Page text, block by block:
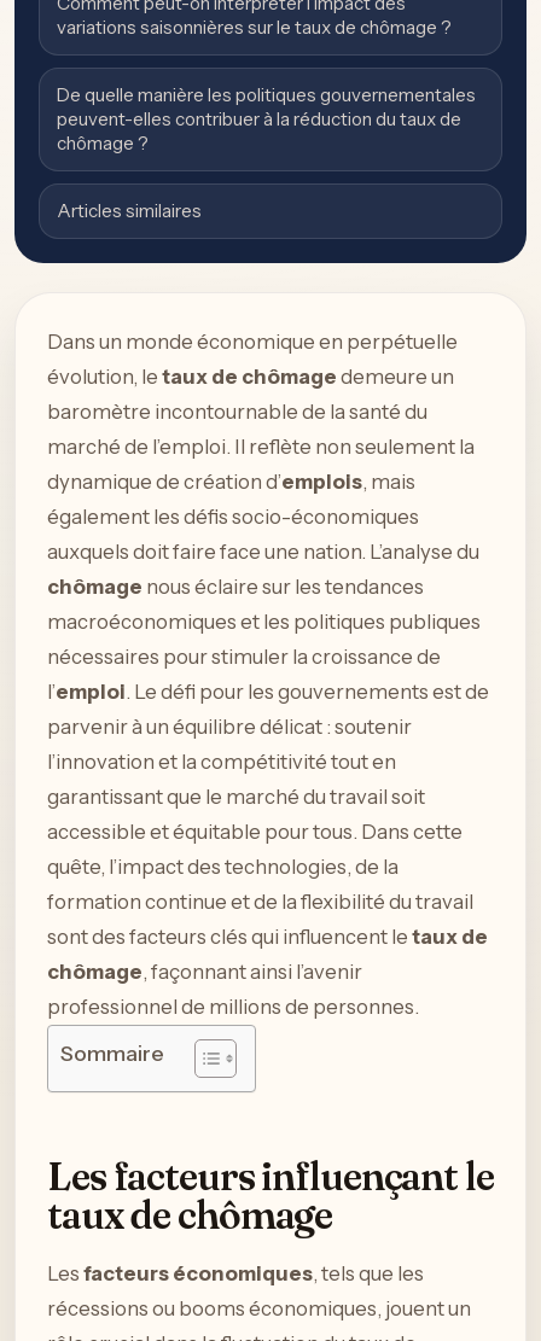
variations saisonnières sur le taux de chômage ?
De quelle manière les politiques gouvernementales
peuvent-elles contribuer à la réduction du taux de
chômage ?
Articles similaires
Dans un monde économique en perpétuelle
évolution, le taux de chômage demeure un
baromètre incontournable de la santé du
marché de l’emploi. Il reflète non seulement la
dynamique de création d’emplois, mais
également les défis socio-économiques
auxquels doit faire face une nation. L’analyse du
chômage nous éclaire sur les tendances
macroéconomiques et les politiques publiques
nécessaires pour stimuler la croissance de
l’emploi. Le défi pour les gouvernements est de
parvenir à un équilibre délicat : soutenir
l’innovation et la compétitivité tout en
garantissant que le marché du travail soit
accessible et équitable pour tous. Dans cette
quête, l’impact des technologies, de la
formation continue et de la flexibilité du travail
sont des facteurs clés qui influencent le taux de
chômage, façonnant ainsi l’avenir
professionnel de millions de personnes.
Sommaire
Les facteurs influençant le
taux de chômage
Les facteurs économiques, tels que les
récessions ou booms économiques, jouent un